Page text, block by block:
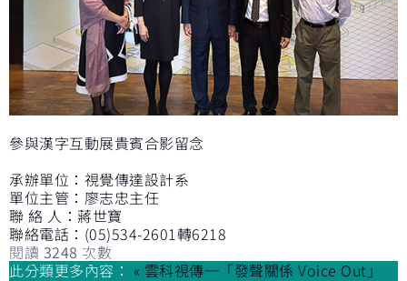
參與漢字互動展貴賓合影留念
承辦單位：視覺傳達設計系
單位主管：廖志忠主任
聯 絡 人：蔣世寶
聯絡電話：(05)534-2601轉6218
閱讀 3248 次數
此分類更多內容： « 雲科視傳─「發聲關係 Voice Out」